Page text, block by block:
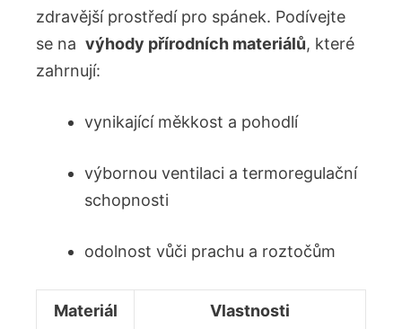
zdravější‌ prostředí⁤ pro spánek. Podívejte
se‌ na ⁣ výhody přírodních ⁤materiálů,‍ které
zahrnují:
vynikající měkkost ‍a pohodlí
výbornou ventilaci a termoregulační
⁢schopnosti
odolnost vůči prachu a roztočům
Materiál Vlastnosti